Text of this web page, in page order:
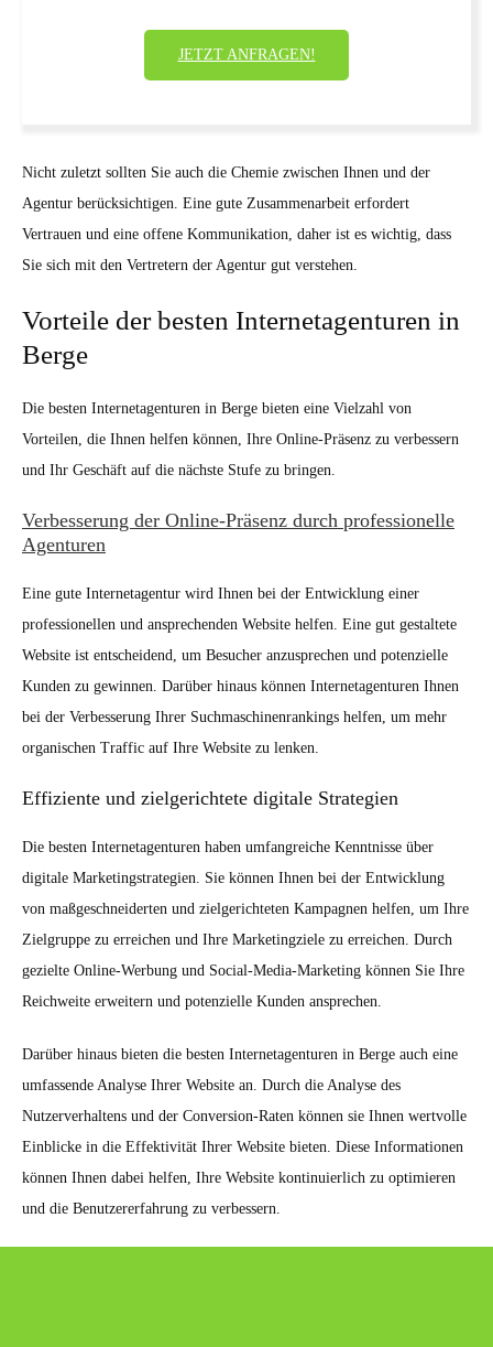
JETZT ANFRAGEN!
Nicht zuletzt sollten Sie auch die Chemie zwischen Ihnen und der
Agentur berücksichtigen. Eine gute Zusammenarbeit erfordert
Vertrauen und eine offene Kommunikation, daher ist es wichtig, dass
Sie sich mit den Vertretern der Agentur gut verstehen.
Vorteile der besten Internetagenturen in
Berge
Die besten Internetagenturen in Berge bieten eine Vielzahl von
Vorteilen, die Ihnen helfen können, Ihre Online-Präsenz zu verbessern
und Ihr Geschäft auf die nächste Stufe zu bringen.
Verbesserung der Online-Präsenz durch professionelle
Agenturen
Eine gute Internetagentur wird Ihnen bei der Entwicklung einer
professionellen und ansprechenden Website helfen. Eine gut gestaltete
Website ist entscheidend, um Besucher anzusprechen und potenzielle
Kunden zu gewinnen. Darüber hinaus können Internetagenturen Ihnen
bei der Verbesserung Ihrer Suchmaschinenrankings helfen, um mehr
organischen Traffic auf Ihre Website zu lenken.
Effiziente und zielgerichtete digitale Strategien
Die besten Internetagenturen haben umfangreiche Kenntnisse über
digitale Marketingstrategien. Sie können Ihnen bei der Entwicklung
von maßgeschneiderten und zielgerichteten Kampagnen helfen, um Ihre
Zielgruppe zu erreichen und Ihre Marketingziele zu erreichen. Durch
gezielte Online-Werbung und Social-Media-Marketing können Sie Ihre
Reichweite erweitern und potenzielle Kunden ansprechen.
Darüber hinaus bieten die besten Internetagenturen in Berge auch eine
umfassende Analyse Ihrer Website an. Durch die Analyse des
Nutzerverhaltens und der Conversion-Raten können sie Ihnen wertvolle
Einblicke in die Effektivität Ihrer Website bieten. Diese Informationen
können Ihnen dabei helfen, Ihre Website kontinuierlich zu optimieren
und die Benutzererfahrung zu verbessern.